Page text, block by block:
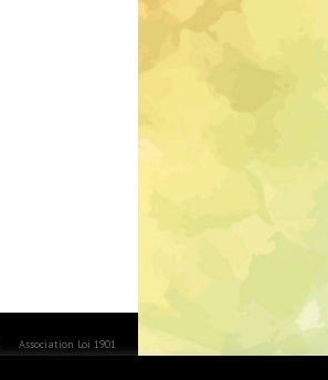
Association Loi 1901